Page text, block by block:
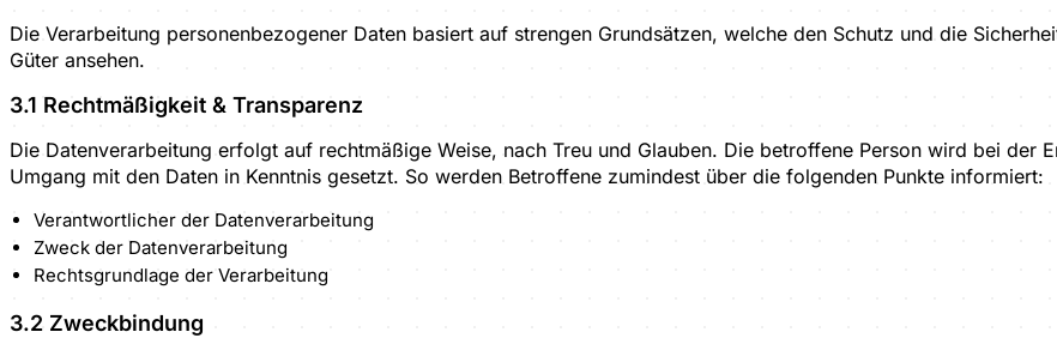
Die Verarbeitung personenbezogener Daten basiert auf strengen Grundsätzen, welche den Schutz und die
Güter ansehen.
3.1 Rechtmäßigkeit & Transparenz
Die Datenverarbeitung erfolgt auf rechtmäßige Weise, nach Treu und Glauben. Die betroffene Person wird bei der
Umgang mit den Daten in Kenntnis gesetzt. So werden Betroffene zumindest über die folgenden Punkte informiert:
Verantwortlicher der Datenverarbeitung
Zweck der Datenverarbeitung
Rechtsgrundlage der Verarbeitung
3.2 Zweckbindung